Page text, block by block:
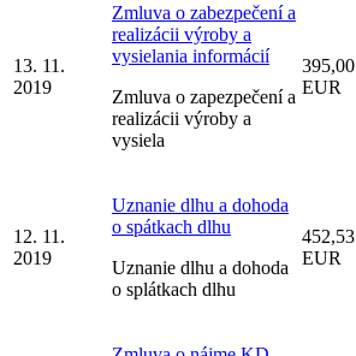
13. 11.
2019
Zmluva o zabezpečení a
realizácii výroby a
vysielania informácií
Zmluva o zapezpečení a
realizácii výroby a
vysiela
395,00
EUR
12. 11.
2019
Uznanie dlhu a dohoda
o spátkach dlhu
Uznanie dlhu a dohoda
o splátkach dlhu
452,53
EUR